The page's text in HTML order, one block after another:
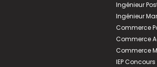
Ingénieur
Ingénieur
Commerce
Commerce
Commerce
IEP